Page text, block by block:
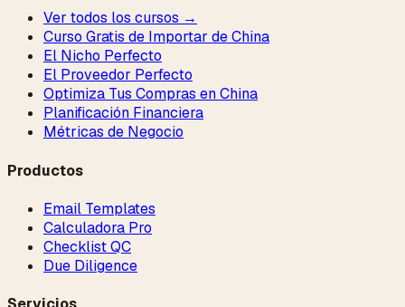
Ver todos los cursos →
Curso Gratis de Importar de China
El Nicho Perfecto
El Proveedor Perfecto
Optimiza Tus Compras en China
Planificación Financiera
Métricas de Negocio
Productos
Email Templates
Calculadora Pro
Checklist QC
Due Diligence